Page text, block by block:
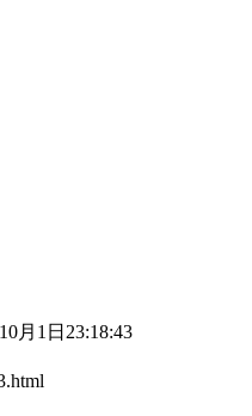
月1日23:18:43